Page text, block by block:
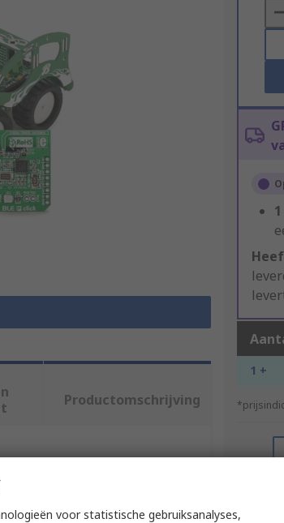
1
1 +
Productomschrijving
voor statistische gebruiksanalyses,